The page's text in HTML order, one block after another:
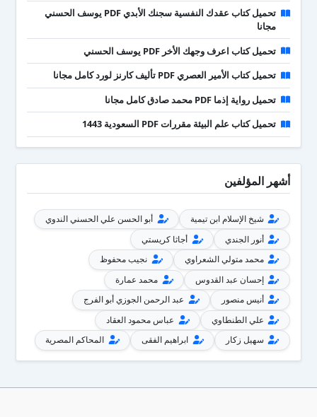
تحميل كتاب عقدك النفسية سجنك الأبدي PDF يوسف الحسني
مجانا
تحميل كتاب اعرف وجهك الأخر PDF يوسف الحسني
تحميل كتاب الأمير العصري PDF تأليف كارنز لورد كامل مجانا
تحميل رواية إذما PDF محمد صادق كامل مجانا
تحميل كتاب علم البيئة مقررات PDF السعودية 1443
أشهر المؤلفين
شيخ الإسلام ابن تيمية
أبو الحسن علي الحسني الندوي
أنور الجندي
أجاثا كريستي
محمد متولي الشعراوي
نجيب محفوظ
إحسان عبد القدوس
محمد عمارة
أنيس منصور
عبد الرحمن الجوزي أبو الفرج
علي الطنطاوي
عباس محمود العقاد
سهيل زكار
ابراهيم الفقى المحاكم المصرية